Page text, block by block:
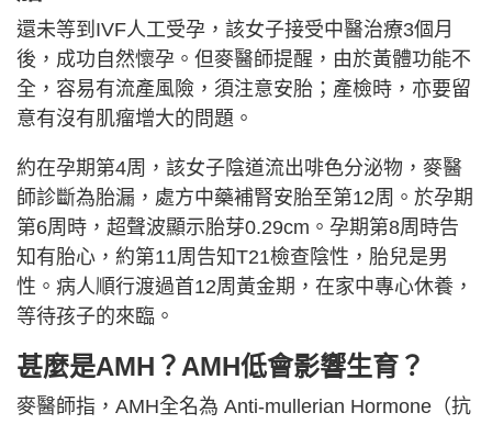
還未等到IVF人工受孕，該女子接受中醫治療3個月
後，成功自然懷孕。但麥醫師提醒，由於黃體功能不
全，容易有流產風險，須注意安胎；產檢時，亦要留
意有沒有肌瘤增大的問題。
約在孕期第4周，該女子陰道流出啡色分泌物，麥醫
師診斷為胎漏，處方中藥補腎安胎至第12周。於孕期
第6周時，超聲波顯示胎芽0.29cm。孕期第8周時告
知有胎心，約第11周告知T21檢查陰性，胎兒是男
性。病人順行渡過首12周黃金期，在家中專心休養，
等待孩子的來臨。
甚麼是AMH？AMH低會影響生育？
麥醫師指，AMH全名為 Anti-mullerian Hormone（抗